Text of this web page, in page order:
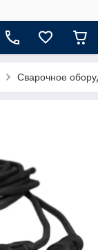
Сварочное